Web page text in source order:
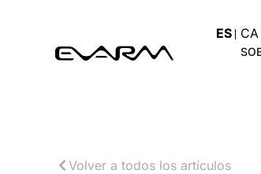
ES CA
Volver a todos los artículos